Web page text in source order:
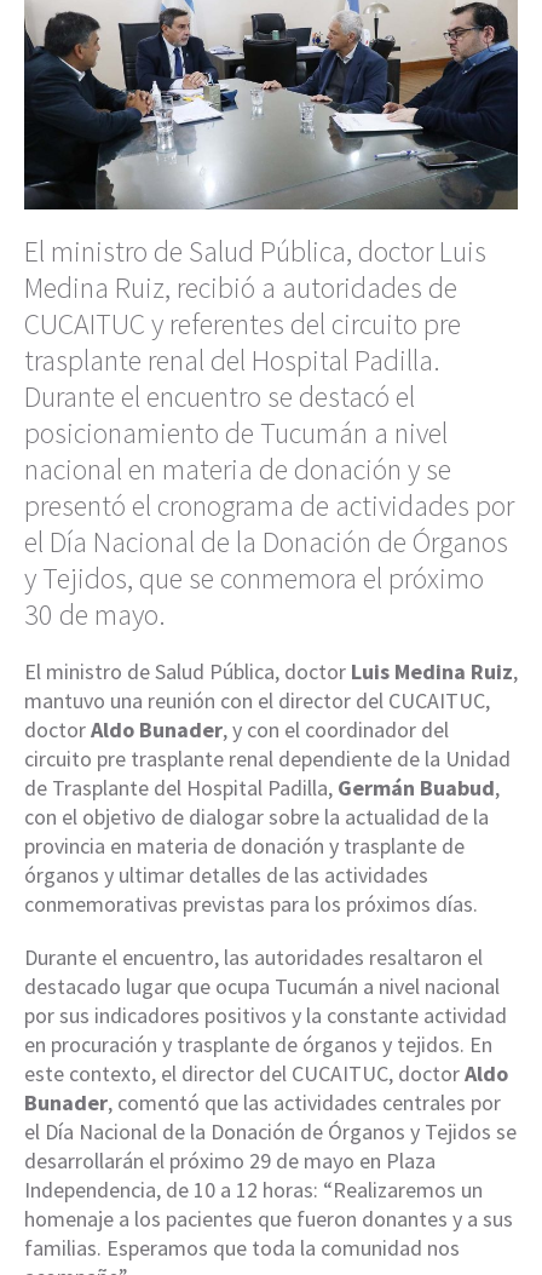
El ministro de Salud Pública, doctor Luis
Medina Ruiz, recibió a autoridades de
CUCAITUC y referentes del circuito pre
trasplante renal del Hospital Padilla.
Durante el encuentro se destacó el
posicionamiento de Tucumán a nivel
nacional en materia de donación y se
presentó el cronograma de actividades por
el Día Nacional de la Donación de Órganos
y Tejidos, que se conmemora el próximo
30 de mayo.
El ministro de Salud Pública, doctor Luis Medina Ruiz,
mantuvo una reunión con el director del CUCAITUC,
doctorAldo Bunader, y con el coordinador del
circuito pre trasplante renal dependiente de la Unidad
de Trasplante del Hospital Padilla, Germán Buabud,
con el objetivo de dialogar sobre la actualidad de la
provincia en materia de donación y trasplante de
órganos y ultimar detalles de las actividades
conmemorativas previstas para los próximos días.
Durante el encuentro, las autoridades resaltaron el
destacado lugar que ocupa Tucumán a nivel nacional
por sus indicadores positivos y la constante actividad
en procuración y trasplante de órganos y tejidos. En
este contexto, el director del CUCAITUC, doctorAldo
Bunader, comentó que las actividades centrales por
el Día Nacional de la Donación de Órganos y Tejidos se
desarrollarán el próximo 29 de mayo en Plaza
Independencia, de 10 a 12 horas: “Realizaremos un
homenaje a los pacientes que fueron donantes y a sus
familias. Esperamos que toda la comunidad nos